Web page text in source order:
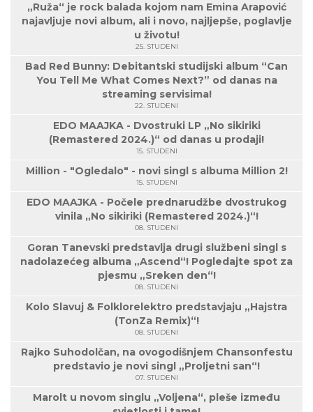
„Ruža“ je rock balada kojom nam Emina Arapović
najavljuje novi album, ali i novo, najljepše, poglavlje
u životu!
25. STUDENI
Bad Red Bunny: Debitantski studijski album “Can
You Tell Me What Comes Next?” od danas na
streaming servisima!
22. STUDENI
EDO MAAJKA - Dvostruki LP „No sikiriki
(Remastered 2024.)“ od danas u prodaji!
15. STUDENI
Million - "Ogledalo" - novi singl s albuma Million 2!
15. STUDENI
EDO MAAJKA - Počele prednarudžbe dvostrukog
vinila „No sikiriki (Remastered 2024.)“!
08. STUDENI
Goran Tanevski predstavlja drugi službeni singl s
nadolazećeg albuma „Ascend“! Pogledajte spot za
pjesmu „Sreken den“!
08. STUDENI
Kolo Slavuj & Folklorelektro predstavjaju „Hajstra
(TonZa Remix)“!
08. STUDENI
Rajko Suhodolčan, na ovogodišnjem Chansonfestu
predstavio je novi singl „Proljetni san“!
07. STUDENI
Marolt u novom singlu „Voljena“, pleše između